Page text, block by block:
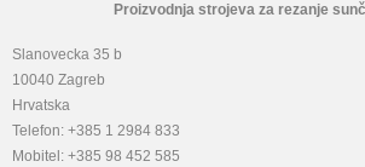
Proizvodnja strojeva za rezanje
Slanovecka 35 b
10040 Zagreb
Hrvatska
Telefon: +385 1 2984 833
Mobitel: +385 98 452 585